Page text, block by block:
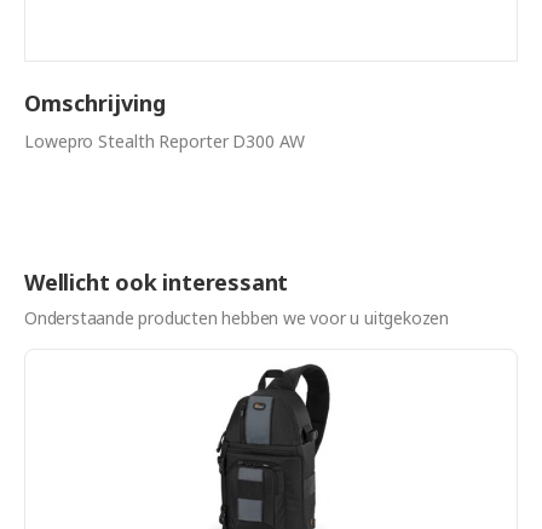
Omschrijving
Lowepro Stealth Reporter D300 AW
Wellicht ook interessant
Onderstaande producten hebben we voor u uitgekozen